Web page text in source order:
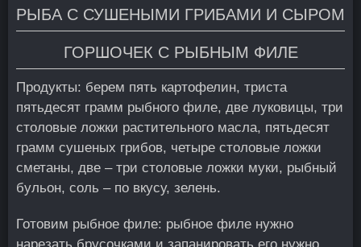
РЫБА С СУШЕНЫМИ ГРИБАМИ И СЫРОМ
ГОРШОЧЕК С РЫБНЫМ ФИЛЕ
Продукты: берем пять картофелин, триста
пятьдесят грамм рыбного филе, две луковицы, три
столовые ложки растительного масла, пятьдесят
грамм сушеных грибов, четыре столовые ложки
сметаны, две – три столовые ложки муки, рыбный
бульон, соль – по вкусу, зелень.
Готовим рыбное филе: рыбное филе нужно